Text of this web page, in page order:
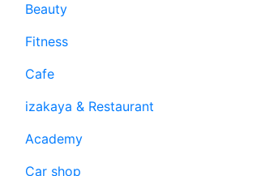
Beauty
Fitness
Cafe
izakaya & Restaurant
Academy
Car shop